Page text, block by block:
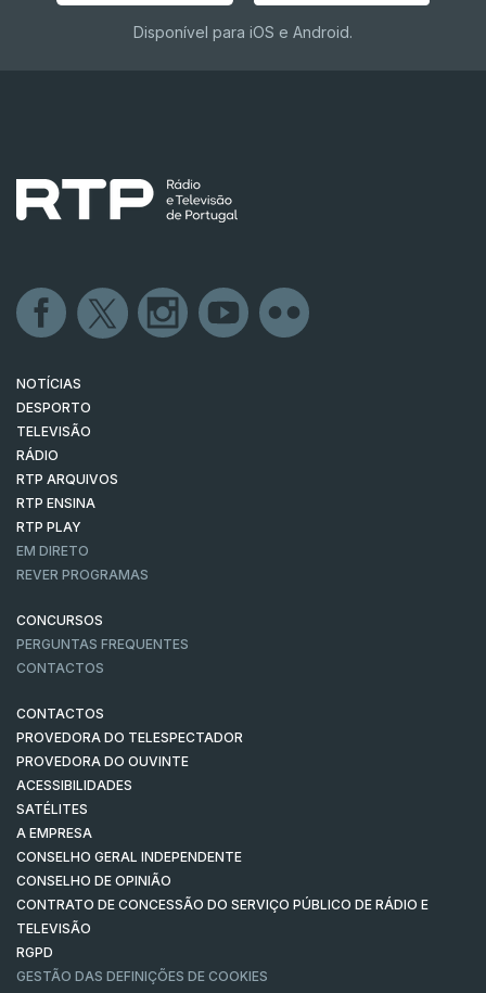
Disponível para iOS e Android.
NOTÍCIAS
DESPORTO
TELEVISÃO
RÁDIO
RTP ARQUIVOS
RTP ENSINA
RTP PLAY
EM DIRETO
REVER PROGRAMAS
CONCURSOS
PERGUNTAS FREQUENTES
CONTACTOS
CONTACTOS
PROVEDORA DO TELESPECTADOR
PROVEDORA DO OUVINTE
ACESSIBILIDADES
SATÉLITES
A EMPRESA
CONSELHO GERAL INDEPENDENTE
CONSELHO DE OPINIÃO
CONTRATO DE CONCESSÃO DO SERVIÇO PÚBLICO DE RÁDIO E
TELEVISÃO
RGPD
GESTÃO DAS DEFINIÇÕES DE COOKIES